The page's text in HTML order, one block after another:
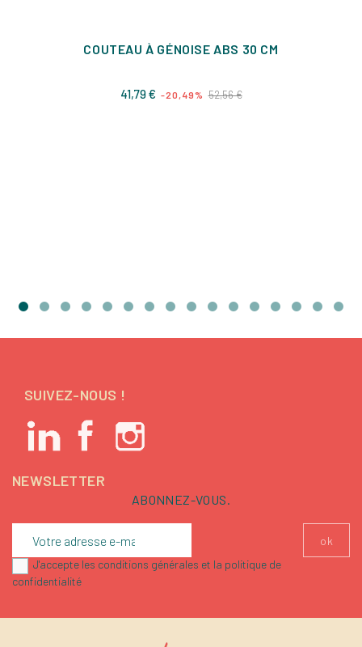
COUTEAU À GÉNOISE ABS 30 CM
41,79 € Prix
-20,49% 52,56 €Prix
SUIVEZ-NOUS !
NEWSLETTER
ABONNEZ-VOUS.
J'accepte les conditions générales et la politique de
confidentialité